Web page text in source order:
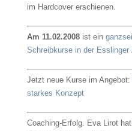
im Hardcover erschienen.
Am 11.02.2008ist ein
Schreibkurse in der Esslinger
Jetzt neue Kurse im Angebot:
starkes Konzept
Coaching-Erfolg. Eva Lirot